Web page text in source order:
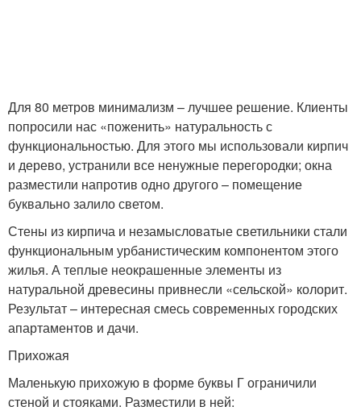
Для 80 метров минимализм – лучшее решение. Клиенты
попросили нас «поженить» натуральность с
функциональностью. Для этого мы использовали кирпич
и дерево, устранили все ненужные перегородки; окна
разместили напротив одно другого – помещение
буквально залило светом.
Стены из кирпича и незамысловатые светильники стали
функциональным урбанистическим компонентом этого
жилья. А теплые неокрашенные элементы из
натуральной древесины привнесли «сельской» колорит.
Результат – интересная смесь современных городских
апартаментов и дачи.
Прихожая
Маленькую прихожую в форме буквы Г ограничили
стеной и стояками. Разместили в ней: